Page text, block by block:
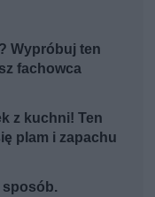
Wypróbuj ten
fachowca
z kuchni! Ten
plam i zapachu
sposób.